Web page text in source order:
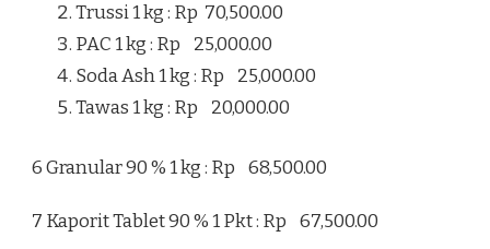
Trussi 1 kg : Rp 70,500.00
PAC 1 kg : Rp 25,000.00
Soda Ash 1 kg : Rp 25,000.00
Tawas 1 kg : Rp 20,000.00
6 Granular 90 % 1 kg : Rp 68,500.00
7 Kaporit Tablet 90 % 1 Pkt : Rp 67,500.00